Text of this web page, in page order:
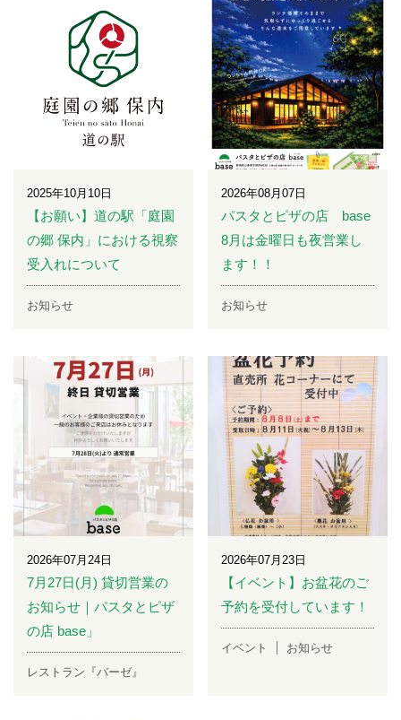
2025年10月10日
【お願い】道の駅「庭園
の郷 保内」における視察
受入れについて
お知らせ
2026年08月07日
パスタとピザの店 base
8月は金曜日も夜営業し
ます！！
お知らせ
2026年07月24日
7月27日(月) 貸切営業の
お知らせ｜パスタとピザ
の店 base」
レストラン『バーゼ』
2026年07月23日
【イベント】お盆花のご
予約を受付しています！
イベント お知らせ